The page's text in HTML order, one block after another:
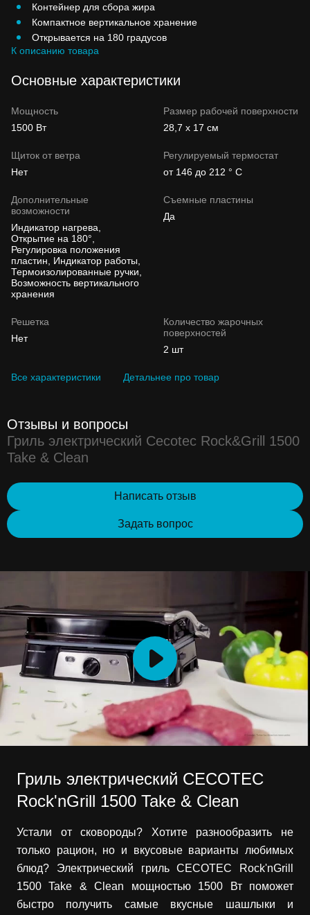
Контейнер для сбора жира
Компактное вертикальное хранение
Открывается на 180 градусов
К описанию товара
Основные характеристики
Мощность
1500 Вт
Размер рабочей поверхности
28,7 x 17 см
Щиток от ветра
Нет
Регулируемый термостат
от 146 до 212 ° C
Дополнительные
возможности
Индикатор нагрева,
Открытие на 180°,
Регулировка положения
пластин, Индикатор работы,
Термоизолированные ручки,
Возможность вертикального
хранения
Съемные пластины
Да
Решетка
Нет
Количество жарочных
поверхностей
2 шт
Все характеристики Детальнее про товар
Отзывы и вопросы
Гриль электрический Cecotec Rock&Grill 1500
Take & Clean
Написать отзыв
Задать вопрос
Гриль электрический CECOTEC
Rock'nGrill 1500 Take & Clean
Устали от сковороды? Хотите разнообразить не
только рацион, но и вкусовые варианты любимых
блюд? Электрический гриль CECOTEC Rock'nGrill
1500 Take & Clean мощностью 1500 Вт поможет
быстро получить самые вкусные шашлыки и